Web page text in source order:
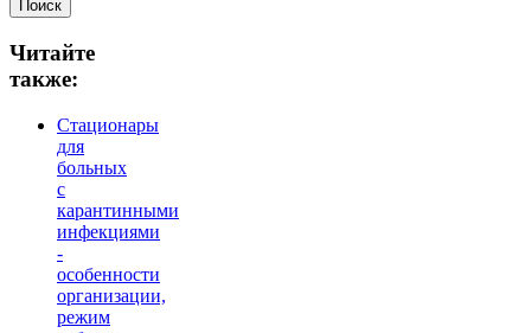
Читайте
также:
Стационары
для
больных
с
карантинными
инфекциями
-
особенности
организации,
режим